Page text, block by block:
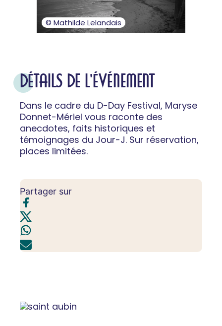
© Mathilde Lelandais
DÉTAILS DE L'ÉVÉNEMENT
Dans le cadre du D-Day Festival, Maryse
Donnet-Mériel vous raconte des
anecdotes, faits historiques et
témoignages du Jour-J. Sur réservation,
places limitées.
Partager sur